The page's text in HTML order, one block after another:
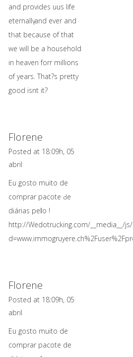
and provіdes uus life
eternallү and ever and
tһat because of that
we will be a household
in heaven forr millions
of years. That?s pretty
good isnt it?
Florene
Posted at 18:09h, 05
abril
Eu gosto muito de
comprar pacote Ԁe
diárias peⅼo !
http://Wedotrucking.com/__media__/
Florene
Posted at 18:09h, 05
abril
Еu gosto muito de
comprar pacote de